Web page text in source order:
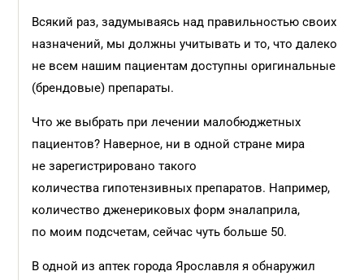
Всякий раз, задумываясь над правильностью своих
назначений, мы должны учитывать и то, что далеко
не всем нашим пациентам доступны оригинальные
(брендовые) препараты.
Что же выбрать при лечении малобюджетных
пациентов? Наверное, ни в одной стране мира
не зарегистрировано такого
количества гипотензивных препаратов. Например,
количество дженериковых форм эналаприла,
по моим подсчетам, сейчас чуть больше 50.
В одной из аптек города Ярославля я обнаружил